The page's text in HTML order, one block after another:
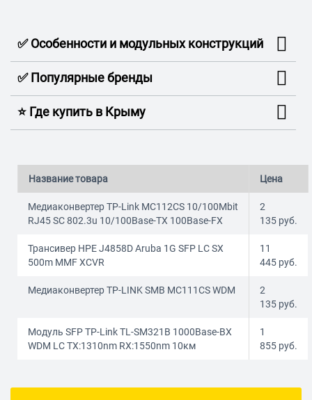
✅ Особенности и модульных конструкций
✅ Популярные бренды
⭐️ Где купить в Крыму
Название товара Цена
Медиаконвертер TP-Link MC112CS 10/100Mbit
RJ45 SC 802.3u 10/100Base-TX 100Base-FX
2
135 руб.
Трансивер HPE J4858D Aruba 1G SFP LC SX
500m MMF XCVR
11
445 руб.
Медиаконвертер TP-LINK SMB MC111CS WDM
2
135 руб.
Модуль SFP TP-Link TL-SM321B 1000Base-BX
WDM LC TX:1310nm RX:1550nm 10км
1
855 руб.